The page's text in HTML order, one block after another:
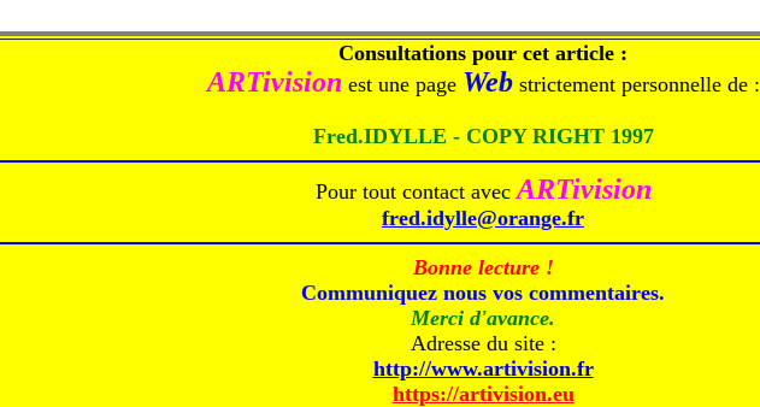
Consultations pour cet article :
ARTivision est une page Webstrictement personnelle de :
Fred.IDYLLE - COPY RIGHT 1997
Pour tout contact avecARTivision
fred.idylle@orange.fr
Bonne lecture !
Communiquez nous vos commentaires.
Merci d'avance.
Adresse du site :
http://www.artivision.fr
https://artivision.eu